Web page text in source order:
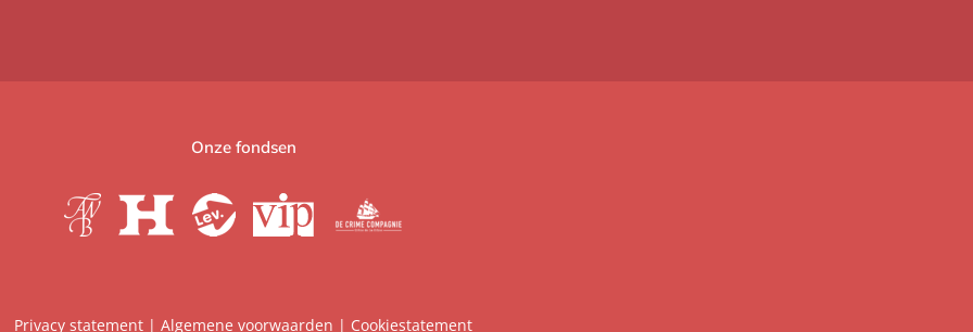
Onze fondsen
Privacy statement | Algemene voorwaarden | Cookiestatement